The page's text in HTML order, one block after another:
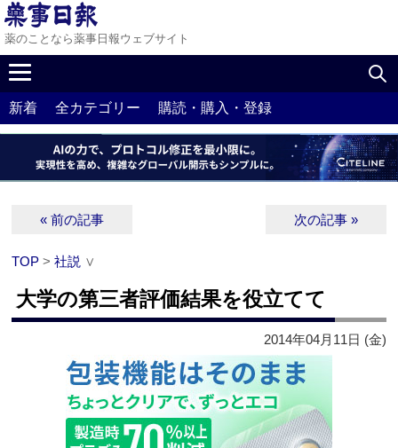
薬のことなら薬事日報ウェブサイト
新着 全カテゴリー 購読・購入・登録
« 前の記事 次の記事 »
TOP >社説 ∨
大学の第三者評価結果を役立てて
2014年04月11日 (金)